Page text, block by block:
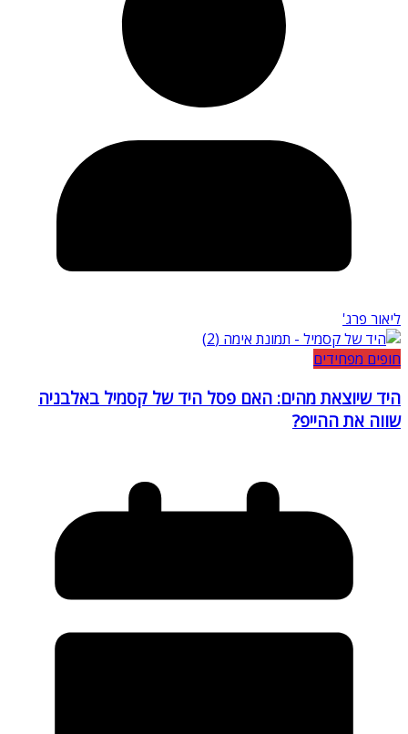
ליאור פרג'
חופים מפחידים
היד שיוצאת מהים: האם פסל היד של קסמיל באלבניה
שווה את ההייפ?